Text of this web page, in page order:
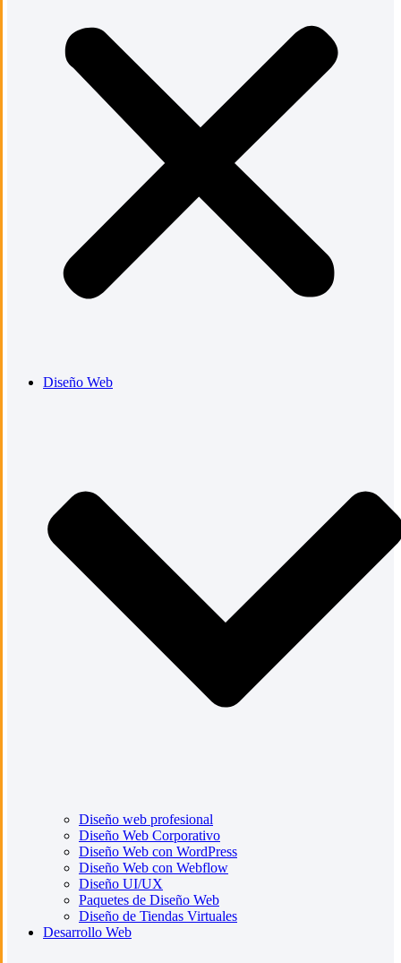
Diseño Web
Diseño web profesional
Diseño Web Corporativo
Diseño Web con WordPress
Diseño Web con Webflow
Diseño UI/UX
Paquetes de Diseño Web
Diseño de Tiendas Virtuales
Desarrollo Web